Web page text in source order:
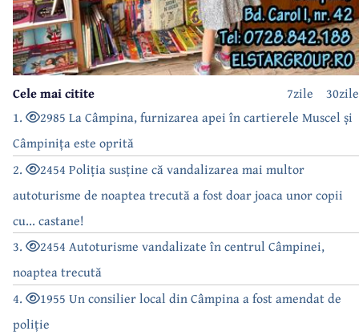
30zile
7zile
Cele mai citite
1.
2985 La Câmpina, furnizarea apei în cartierele Muscel și
Câmpinița este oprită
2.
2454 Poliția susține că vandalizarea mai multor
autoturisme de noaptea trecută a fost doar joaca unor copii
cu... castane!
3.
2454 Autoturisme vandalizate în centrul Câmpinei,
noaptea trecută
4.
1955 Un consilier local din Câmpina a fost amendat de
poliție